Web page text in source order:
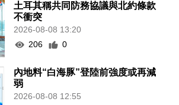
土耳其稱共同防務協議與北約條款
不衝突
2026-08-08 13:20
206
0
內地料“白海豚”登陸前強度或再減
弱
2026-08-08 12:55